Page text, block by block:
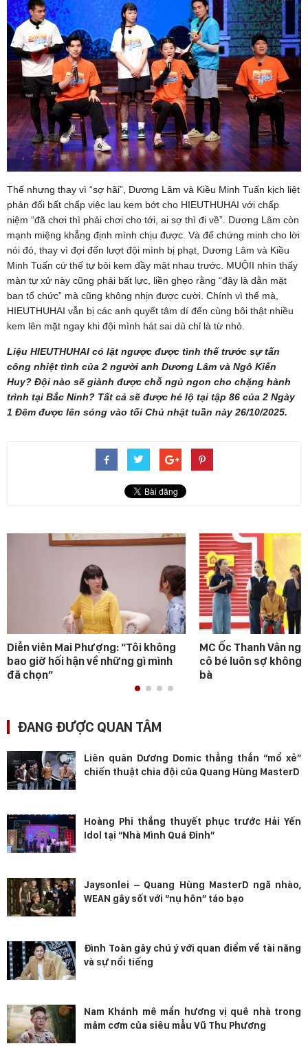
Thế nhưng thay vì “sợ hãi”, Dương Lâm và Kiều Minh Tuấn kịch liệt
phản đối bất chấp việc lau kem bớt cho HIEUTHUHAI với chấp
niệm “đã chơi thì phải chơi cho tới, ai sợ thì đi về”. Dương Lâm còn
mạnh miệng khẳng định mình chịu được. Và để chứng minh cho lời
nói đó, thay vì đợi đến lượt đội mình bị phạt, Dương Lâm và Kiều
Minh Tuấn cứ thế tự bôi kem đầy mặt nhau trước. MUỘII nhìn thấy
màn tự xử này cũng phải bất lực, liền ghẹo rằng “đây là dằn mặt
ban tổ chức” mà cũng không nhịn được cười. Chính vì thế mà,
HIEUTHUHAI vẫn bị các anh quyết tâm dí đến cùng bôi thật nhiều
kem lên mặt ngay khi đội mình hát sai dù chỉ là từ nhỏ.
Liệu HIEUTHUHAI có lật ngược được tình thế trước sự tấn
công nhiệt tình của 2 người anh Dương Lâm và Ngô Kiến
Huy? Đội nào sẽ giành được chỗ ngủ ngon cho chặng hành
trình tại Bắc Ninh? Tất cả sẽ được hé lộ tại tập 86 của 2 Ngày
1 Đêm được lên sóng vào tối Chủ nhật tuần này 26/10/2025.
Diễn viên Mai Phượng: “Tôi không
bao giờ hối hận về những gì mình
đã chọn”
MC Ốc Thanh Vân
cô bé luôn sợ không
bà
ĐANG ĐƯỢC QUAN TÂM
Liên quân Dương Domic thẳng thắn “mổ xẻ”
chiến thuật chia đội của Quang Hùng MasterD
Hoàng Phi thắng thuyết phục trước Hải Yến
Idol tại “Nhà Mình Quá Đỉnh”
Jaysonlei – Quang Hùng MasterD ngã nhào,
WEAN gây sốt với “nụ hôn” táo bạo
Đình Toàn gây chú ý với quan điểm về tài năng
và sự nổi tiếng
Nam Khánh mê mẩn hương vị quê nhà trong
mâm cơm của siêu mẫu Vũ Thu Phương